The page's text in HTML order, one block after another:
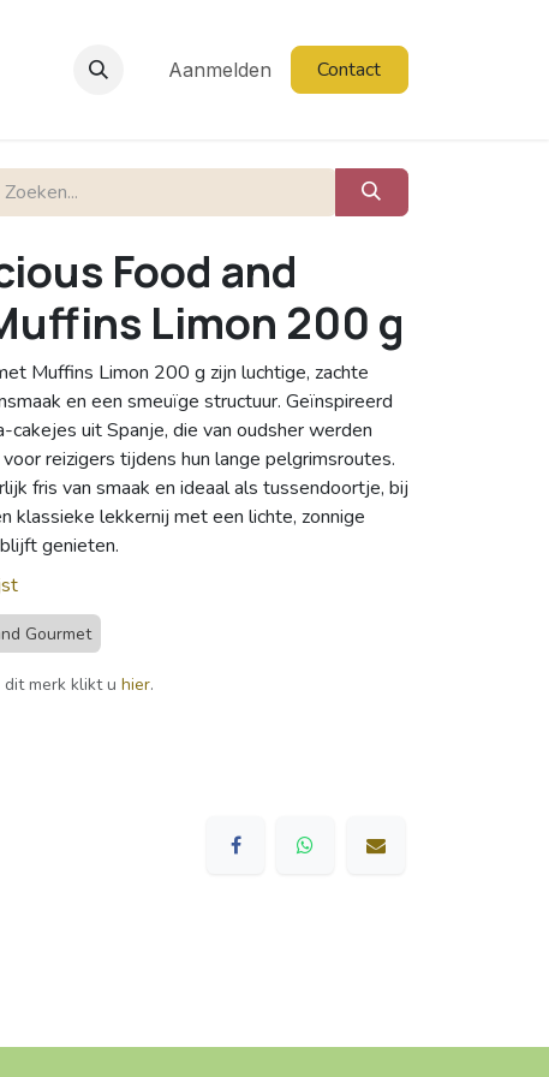
Aanmelden Contact
Food and
Limon 200 g
Muffins Limon 200 g zijn luchtige, zachte
en een smeuïge structuur. Geïnspireerd
uit Spanje, die van oudsher werden
reizigers tijdens hun lange pelgrimsroutes.
fris van smaak en ideaal als tussendoortje, bij
klassieke lekkernij met een lichte, zonnige
genieten.
Gourmet
merk klikt u hier.